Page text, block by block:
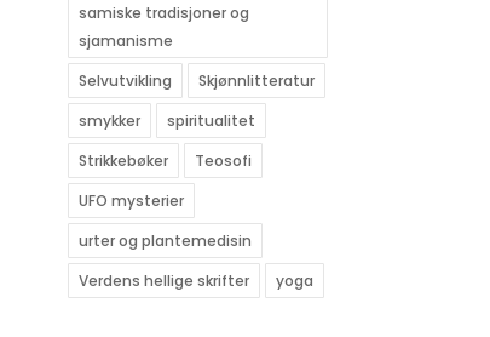
samiske tradisjoner og
sjamanisme
Selvutvikling
Skjønnlitteratur
smykker
spiritualitet
Strikkebøker
Teosofi
UFO mysterier
urter og plantemedisin
Verdens hellige skrifter
yoga